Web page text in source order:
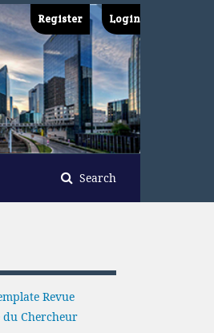
Search
Register Login
Revue
Chercheur